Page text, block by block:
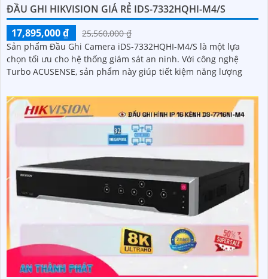
ĐẦU GHI HIKVISION GIÁ RẺ IDS-7332HQHI-M4/S
17,895,000 ₫
25,560,000 ₫
Sản phẩm Đầu Ghi Camera iDS-7332HQHI-M4/S là một lựa
chọn tối ưu cho hệ thống giám sát an ninh. Với công nghệ
Turbo ACUSENSE, sản phẩm này giúp tiết kiệm năng lượng